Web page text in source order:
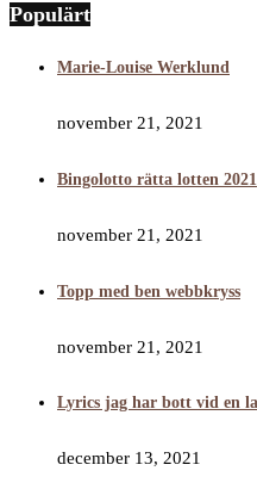
Populärt
Marie-Louise Werklund
november 21, 2021
Bingolotto rätta lotten 2021
november 21, 2021
Topp med ben webbkryss
november 21, 2021
Lyrics jag har bott vid en
december 13, 2021